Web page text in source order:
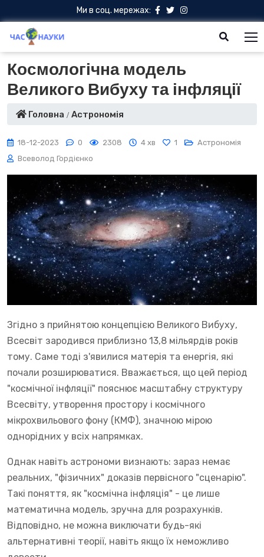
Ми в соц. мережах:
Космологічна модель
Великого Вибуху та інфляції
Головна Астрономія
18-12-2023 0 2308 4 хв 1
Астрономія
Всеволод Гордієнко
Згідно з прийнятою концепцією Великого Вибуху,
Всесвіт зародився приблизно 13,8 мільярдів років
тому. Саме тоді з'явилися матерія та енергія, які
почали розширюватися. Вважається, що цей період
"космічної інфляції" пояснює масштабну структуру
Всесвіту, утворення простору і космічного
мікрохвильового фону (КМФ), значною мірою
однорідних у всіх напрямках.
Однак навіть астрономи визнають: зараз немає
реальних, "фізичних" доказів первісного "сценарію".
Такі поняття, як "космічна інфляція" - це лише
математична модель, зручна для розрахунків.
Відповідно, не можна виключати будь-які
альтернативні теорії, навіть якщо їх неможливо